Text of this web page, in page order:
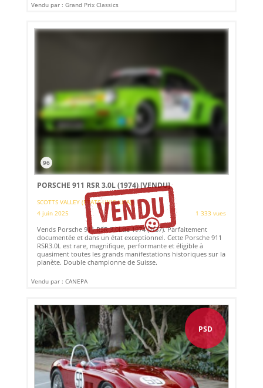
Vendu par : Grand Prix Classics
96
PORSCHE 911 RSR 3.0L (1974)[VENDU]
SCOTTS VALLEY (ETATS-UNIS (USA))
4 juin 2025
1 333 vues
Vends Porsche 911 RSR 3.0Lde 1974 (7/37). Parfaitement
documentée et dans un état exceptionnel. Cette Porsche 911
RSR3.0L est rare, magnifique, performante et éligible à
quasiment toutes les grands manifestations historiques sur la
planète. Double championne de Suisse.
Vendu par : CANEPA
PSD